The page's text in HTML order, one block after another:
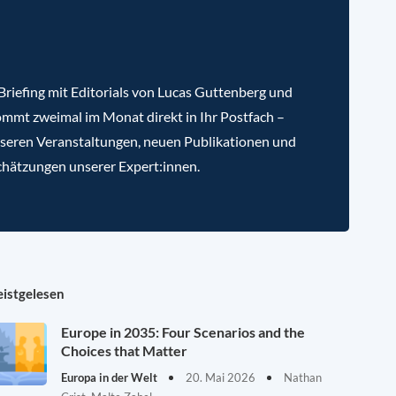
mit Editorials von Lucas Guttenberg und
zweimal im Monat direkt in Ihr Postfach –
Veranstaltungen, neuen Publikationen und
unserer Expert:innen.
Europe in 2035: Four Scenarios and the
Choices that Matter
Europa in der Welt 20. Mai 2026
Nathan